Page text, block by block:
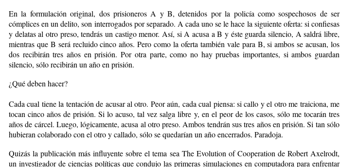
En la formulación original, dos prisioneros A y B, detenidos por la policía como sospechosos de ser
cómplices en un delito, son interrogados por separado. A cada uno se le hace la siguiente oferta: si confiesas
y delatas al otro preso, tendrás un castigo menor. Así, si A acusa a B y éste guarda silencio, A saldrá libre,
mientras que B será recluido cinco años. Pero como la oferta también vale para B, si ambos se acusan, los
dos recibirán tres años en prisión. Por otra parte, como no hay pruebas importantes, si ambos guardan
silencio, sólo recibirán un año en prisión.
¿Qué deben hacer?
Cada cual tiene la tentación de acusar al otro. Peor aún, cada cual piensa: si callo y el otro me traiciona, me
tocan cinco años de prisión. Si lo acuso, tal vez salga libre y, en el peor de los casos, sólo me tocarán tres
años de cárcel. Luego, lógicamente, acusa al otro preso. Ambos tendrán sus tres años en prisión. Si tan sólo
hubieran colaborado con el otro y callado, sólo se quedarían un año encerrados. Paradoja.
Quizás la publicación más influyente sobre el tema sea The Evolution of Cooperation de Robert Axelrodt,
un investigador de ciencias políticas que condujo las primeras simulaciones en computadora para enfrentar